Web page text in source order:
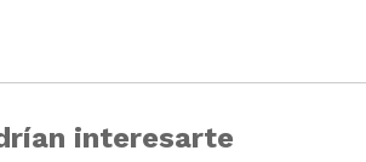
interesarte